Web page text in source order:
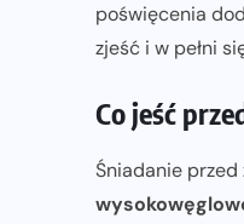
poświęcenia
zjeść i w pełni
Co jeść
Śniadanie